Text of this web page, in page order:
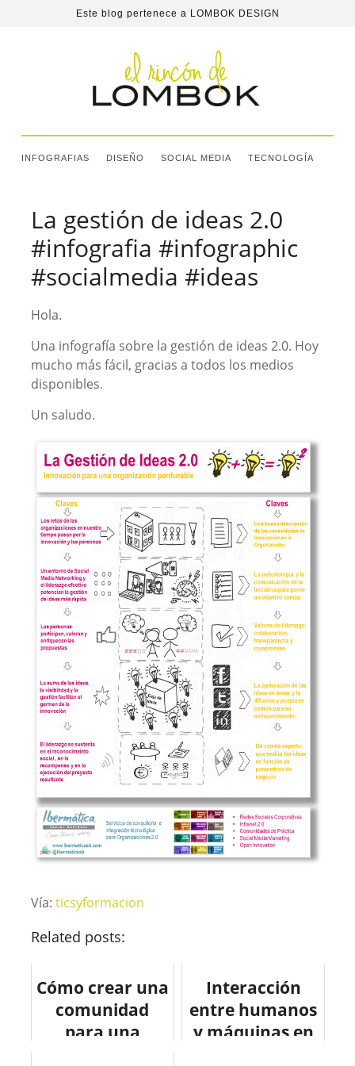
Este blog pertenece a LOMBOK DESIGN
INFOGRAFIAS DISEÑO SOCIAL MEDIA TECNOLOGÍA
La gestión de ideas 2.0
#infografia #infographic
#socialmedia #ideas
Hola.
Una infografía sobre la gestión de ideas 2.0. Hoy
mucho más fácil, gracias a todos los medios
disponibles.
Un saludo.
Vía: ticsyformacion
Related posts:
Cómo crear una
comunidad
para una
Interacción
entre humanos
y máquinas en